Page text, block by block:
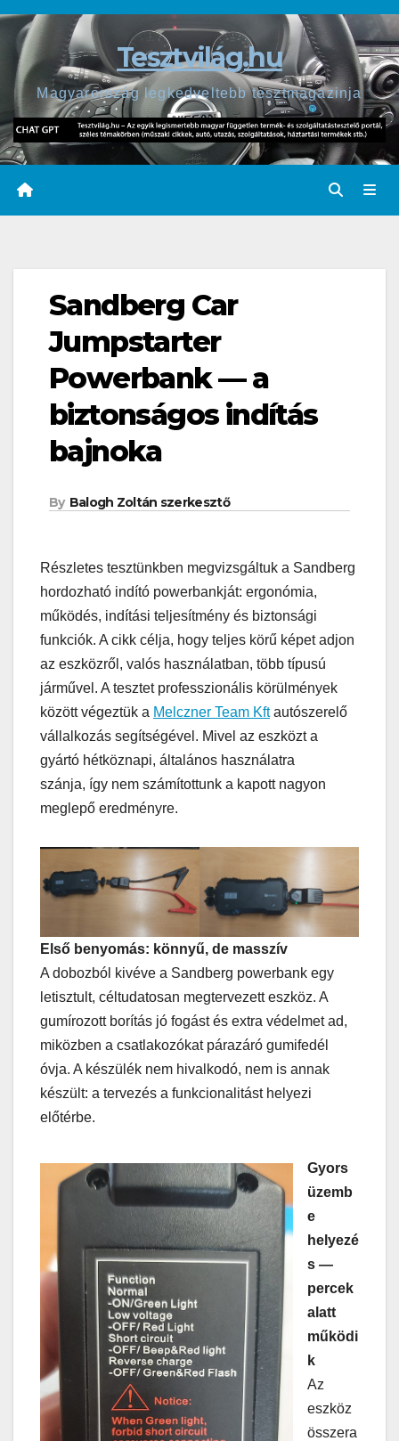
Skip
content
Tesztvilág.hu
Magyarország legkedveltebb tesztmagazinja
Sandberg Car
Jumpstarter
Powerbank — a
biztonságos indítás
bajnoka
By Balogh Zoltán szerkesztő
Részletes tesztünkben megvizsgáltuk a Sandberg
hordozható indító powerbankját: ergonómia,
működés, indítási teljesítmény és biztonsági
funkciók. A cikk célja, hogy teljes körű képet adjon
az eszközről, valós használatban, több típusú
járművel. A tesztet professzionális körülmények
között végeztük a Melczner Team Kftautószerelő
vállalkozás segítségével. Mivel az eszközt a
gyártó hétköznapi, általános használatra
szánja, így nem számítottunk a kapott nagyon
meglepő eredményre.
Első benyomás: könnyű, de masszív
A dobozból kivéve a Sandberg powerbank egy
letisztult, céltudatosan megtervezett eszköz. A
gumírozott borítás jó fogást és extra védelmet ad,
miközben a csatlakozókat párazáró gumifedél
óvja. A készülék nem hivalkodó, nem is annak
készült: a tervezés a funkcionalitást helyezi
előtérbe.
Gyors
üzemb
e
helyezé
s —
percek
alatt
működi
k
Az
eszköz
összera